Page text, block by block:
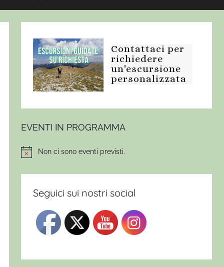
Contattaci per
richiedere
un'escursione
personalizzata
EVENTI IN PROGRAMMA
NoticeNon ci sono eventi previsti.
Seguici sui nostri social